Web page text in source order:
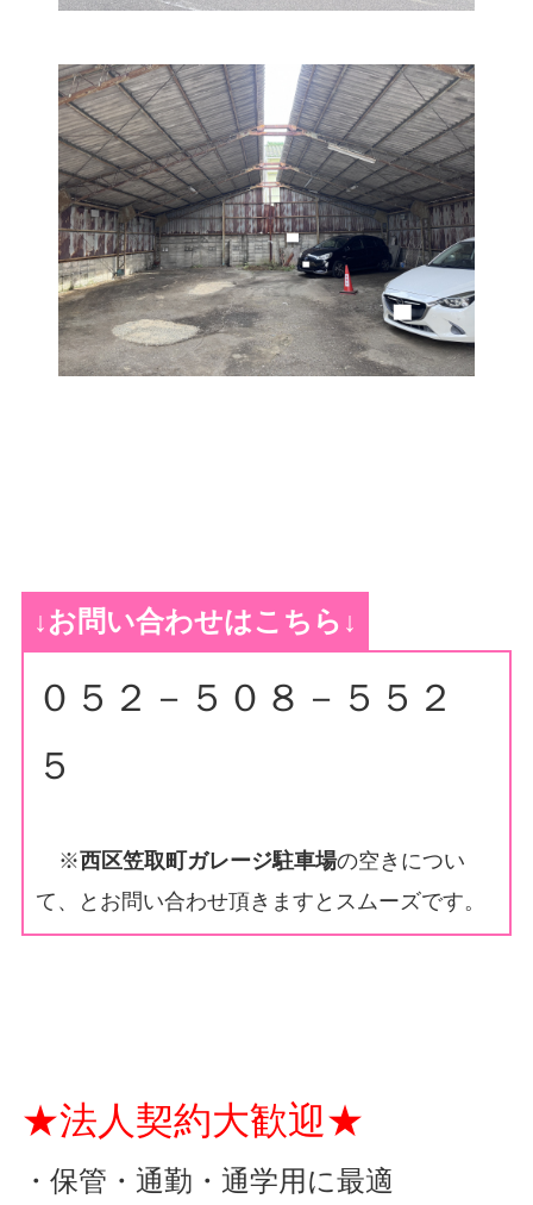
↓お問い合わせはこちら↓
０５２－５０８－５５２
５
※西区笠取町ガレージ駐車場の空きについ
て、とお問い合わせ頂きますとスムーズです。
★法人契約大歓迎★
・保管・通勤・通学用に最適